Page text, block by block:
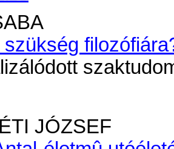
szükség
JÓZSEF